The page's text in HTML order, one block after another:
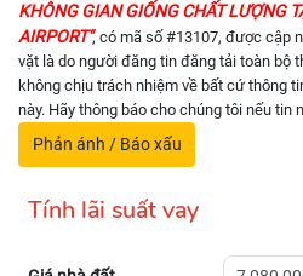
KHÔNG GIAN GIỐNG CHẤT LƯỢNG
AIRPORT", có mã số #13107, được cập
vặt là do người đăng tin đăng tải toàn bộ
không chịu trách nhiệm về bất cứ thông
này. Hãy thông báo cho chúng tôi nếu tin
Phản ánh / Báo xấu
Tính lãi suất vay